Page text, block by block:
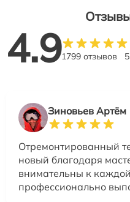
4.91799 отзывов
Зиновьев Артём
Отремонтированный
новый благодаря
внимательны к
профессионально